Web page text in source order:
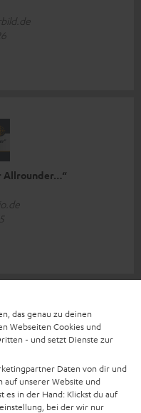
Allrounder…“
Allrounder…“
das genau zu deinen
Webseiten Cookies und
- und setzt Dienste zur
Daten von dir und
auf unserer Website und
es in der Hand: Klickst du auf
bei der wir nur